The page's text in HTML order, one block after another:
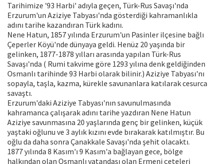
Tarihimize '93 Harbi' adıyla geçen, Türk-Rus Savaşı'nda
Erzurum'un Aziziye Tabyası'nda gösterdiği kahramanlıkla
adını tarihe kazandıran Türk kadını.
Nene Hatun, 1857 yılında Erzurum'un Pasinler ilçesine bağlı
Çeperler Köyü'nde dünyaya geldi. Henüz 20 yaşında bir
gelinken, 1877-1878 yılları arasında yapılan Türk-Rus
Savaşı'nda ( Rumi takvime göre 1293 yılına denk geldiğinden
Osmanlı tarihinde 93 Harbi olarak bilinir.) Aziziye Tabyası'nı
sopayla, taşla, kazma, kürekle savunanlara katılarak cesurca
savaştı.
Erzurum'daki Aziziye Tabyası'nın savunulmasında
kahramanca çalışarak adını tarihe yazdıran Nene Hatun
Aziziye savunmasına 20 yaşlarında genç bir gelinken, küçük
yaştaki oğlunu ve 3 aylık kızını evde bırakarak katılmıştır. Bu
oğlu da daha sonra Çanakkale Savaşı'nda şehit olacaktı.
1877 yılında 8 Kasım'ı 9 Kasım'a bağlayan gece, bölge
halkından olan Osmanlı vatandaşı olan Ermeni çeteleri